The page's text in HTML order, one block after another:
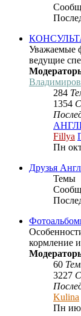
Уважаемые
ведущие
284
1354
Fillya
Пн
Друзья
Темы
кормление
60
3227
Kulina
Пн